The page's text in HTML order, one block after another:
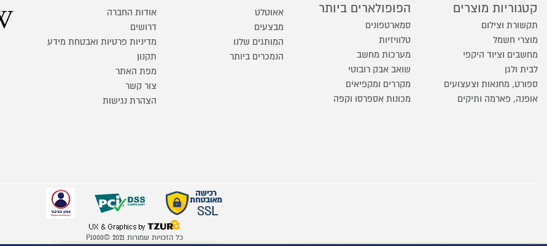
קטגוריות מוצרים
תקשורת וצילום
מוצרי חשמל
מחשבים וציוד היקפי
לבית ולגן
ספורט, מחנאות וצעצועים
אופנה, פארמה ותיקים
הפופולארים ביותר
סמארטפונים
טלוויזיות
מערכות מחשב
שואב אבק רובוטי
מקררים ומקפיאים
מכונות אספרסו וקפה
אאוטלט
מבצעים
המותגים שלנו
הנמכרים ביותר
אודות החברה
דרושים
מדיניות פרטיות ואבטחת מידע
תקנון
מפת האתר
צור קשר
הצהרת נגישות
כל הזכויות שמורות P1000© 2021